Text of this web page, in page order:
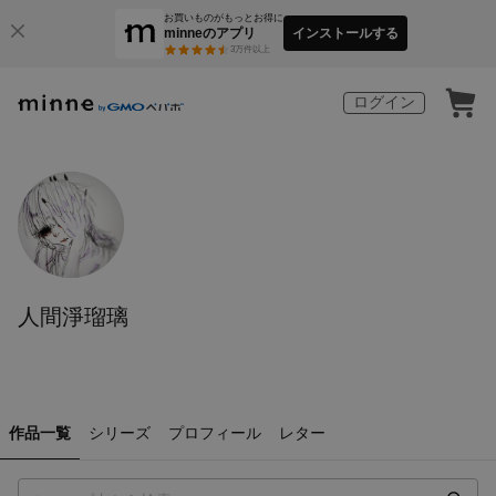
お買いものがもっとお得に
minneのアプリ
3万件以上
インストールする
ログイン
人間淨瑠璃
作品一覧 シリーズ プロフィール レター